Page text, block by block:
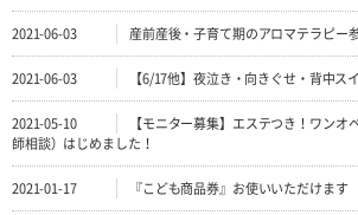
2021-06-03 産前産後・子育て期のアロマテラピー
2021-06-03 【6/17他】夜泣き・向きぐせ・背中ス
2021-05-10
【モニター募集】エステつき！ワン
師相談）はじめました！
2021-01-17 『こども商品券』お使いいただけます